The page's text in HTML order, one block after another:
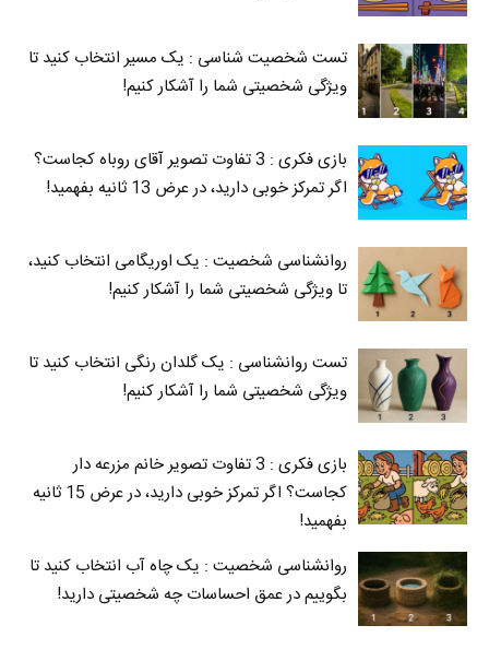
تست شخصیت شناسی : یک مسیر انتخاب کنید تا
ویژگی شخصیتی شما را آشکار کنیم!
بازی فکری : 3 تفاوت تصویر آقای روباه کجاست؟
اگر تمرکز خوبی دارید، در عرض 13 ثانیه بفهمید!
روانشناسی شخصیت : یک اوریگامی انتخاب کنید،
تا ویژگی شخصیتی شما را آشکار کنیم!
تست روانشناسی : یک گلدان رنگی انتخاب کنید تا
ویژگی شخصیتی شما را آشکار کنیم!
بازی فکری : 3 تفاوت تصویر خانم مزرعه دار
کجاست؟ اگر تمرکز خوبی دارید، در عرض 15 ثانیه
بفهمید!
روانشناسی شخصیت : یک چاه آب انتخاب کنید تا
بگوییم در عمق احساسات چه شخصیتی دارید!